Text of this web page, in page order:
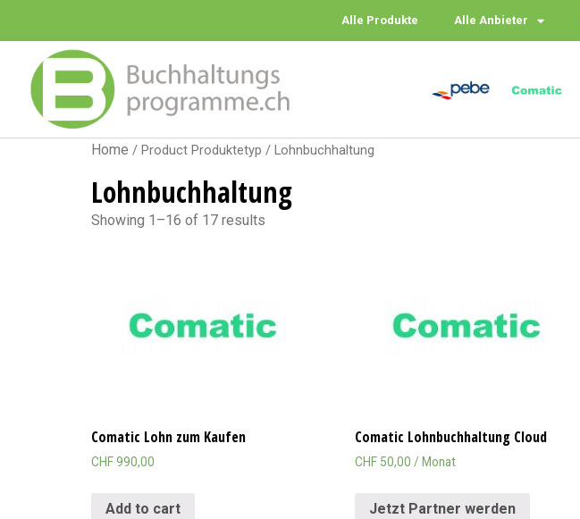
Alle Produkte Alle Anbieter
Home / Product Produktetyp / Lohnbuchhaltung
Lohnbuchhaltung
Showing 1–16 of 17 results
Comatic Lohn zum Kaufen
CHF990,00
Add to cart
Comatic Lohnbuchhaltung Cloud
CHF50,00 / Monat
Jetzt Partner werden